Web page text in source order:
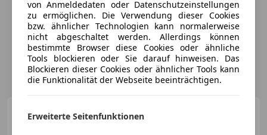
Tiptronic|*VOLL*Audi-Exclu
von Anmeldedaten oder Datenschutzeinstellungen
zu ermöglichen. Die Verwendung dieser Cookies
bzw. ähnlicher Technologien kann normalerweise
nicht abgeschaltet werden. Allerdings können
bestimmte Browser diese Cookies oder ähnliche
Tools blockieren oder Sie darauf hinweisen. Das
Blockieren dieser Cookies oder ähnlicher Tools kann
die Funktionalität der Webseite beeinträchtigen.
Erweiterte Seitenfunktionen